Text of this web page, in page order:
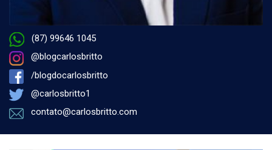
(87) 99646 1045
@blogcarlosbritto
/blogdocarlosbritto
@carlosbritto1
contato@carlosbritto.com